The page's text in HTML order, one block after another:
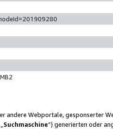
andere Webportale, gesponserter
Suchmaschine“) generierten oder